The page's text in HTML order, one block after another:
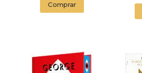
Comprar